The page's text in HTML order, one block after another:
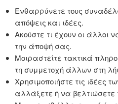
Ενθαρρύνετε τους
απόψεις και ιδέες.
Ακούστε τι έχουν οι άλλοι
την άποψή σας.
Μοιραστείτε τακτικά
τη συμμετοχή άλλων στη
Χρησιμοποιήστε τις ιδέες
αλλάξετε ή να